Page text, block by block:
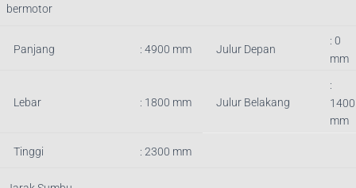
bermotor
Panjang : 4900 mm Julur Depan
: 0
mm
Lebar : 1800 mm Julur Belakang
:
1400
mm
Tinggi : 2300 mm